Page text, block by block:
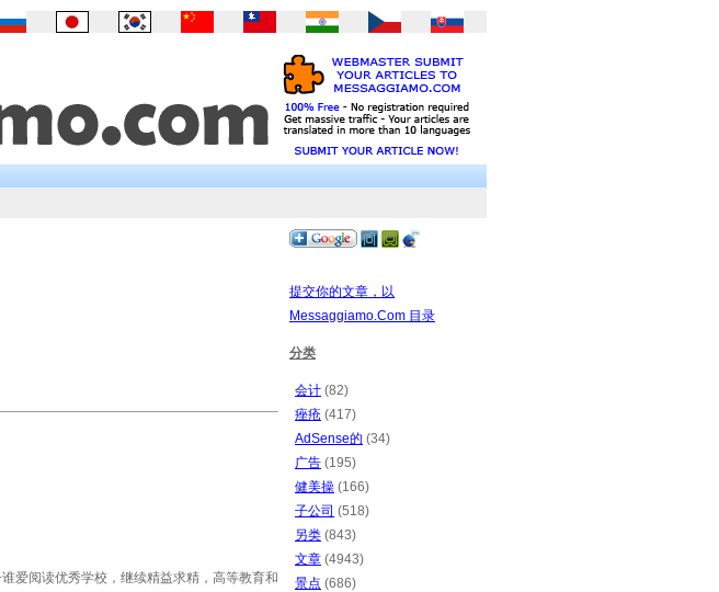
爱阅读优秀学校，继续精益求精，高等教育和
提交你的文章，以
Messaggiamo.Com 目录
分类
会计 (82)
痤疮 (417)
AdSense的 (34)
广告 (195)
健美操 (166)
子公司 (518)
另类 (843)
文章 (4943)
景点 (686)